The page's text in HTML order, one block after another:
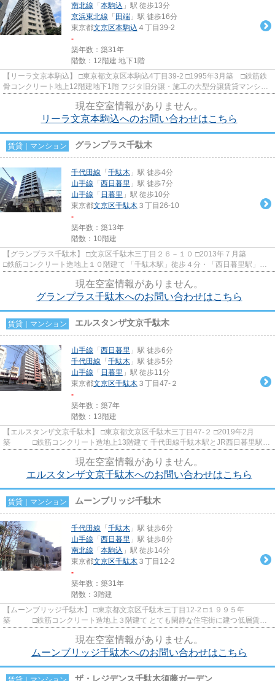
南北線 「 本駒込 」駅 徒歩13分
京浜東北線 「 田端 」駅 徒歩16分
東京都文京区本駒込 ４丁目39-2
-
築年数：築31年
階数：12階建 地下1階
【リーラ文京本駒込】 □東京都文京区本駒込4丁目39-2 □1995年3月築 □鉄筋鉄
骨コンクリート地上12階建地下1階 フジタ旧分譲・施工の大型分譲賃貸マンショ
現在空室情報がありません。
リーラ文京本駒込へのお問い合わせはこちら
賃貸｜マンション グランプラス千駄木
千代田線 「 千駄木 」駅 徒歩4分
山手線 「 西日暮里 」駅 徒歩7分
山手線 「 日暮里 」駅 徒歩10分
東京都文京区千駄木 ３丁目26-10
-
築年数：築13年
階数：10階建
【グランプラス千駄木】 □文京区千駄木三丁目２６－１０ □2013年７月築
□鉄筋コンクリート造地上１０階建て 「千駄木駅」徒歩４分・「西日暮里駅」徒
現在空室情報がありません。
グランプラス千駄木へのお問い合わせはこちら
賃貸｜マンション エルスタンザ文京千駄木
山手線 「 西日暮里 」駅 徒歩6分
千代田線 「 千駄木 」駅 徒歩5分
山手線 「 日暮里 」駅 徒歩11分
東京都文京区千駄木 ３丁目47-２
-
築年数：築7年
階数：13階建
【エルスタンザ文京千駄木】 □東京都文京区千駄木三丁目47-２ □2019年2月
築 □鉄筋コンクリート造地上13階建て 千代田線千駄木駅とJR西日暮里駅の
現在空室情報がありません。
エルスタンザ文京千駄木へのお問い合わせはこちら
賃貸｜マンション ムーンブリッジ千駄木
千代田線 「 千駄木 」駅 徒歩6分
山手線 「 西日暮里 」駅 徒歩8分
南北線 「 本駒込 」駅 徒歩14分
東京都文京区千駄木 ３丁目12-2
-
築年数：築31年
階数：3階建
【ムーンブリッジ千駄木】 □東京都文京区千駄木三丁目12-2 □１９９５年
築 □鉄筋コンクリート造地上３階建て とても閑静な住宅街に建つ低層賃貸
現在空室情報がありません。
ムーンブリッジ千駄木へのお問い合わせはこちら
ザ・レジデンス千駄木須藤ガーデン